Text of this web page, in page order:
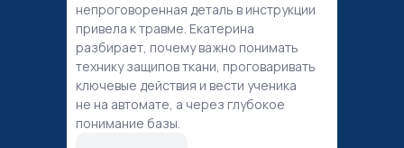
непроговоренная деталь в инструкции
привела к травме. Екатерина
разбирает, почему важно понимать
технику защипов ткани, проговаривать
ключевые действия и вести ученика
не на автомате, а через глубокое
понимание базы.